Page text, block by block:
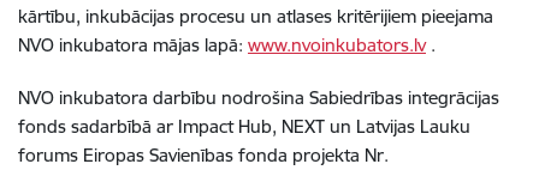
kārtību, inkubācijas procesu un atlases kritērijiem pieejama
NVO inkubatora mājas lapā: www.nvoinkubators.lv.
NVO inkubatora darbību nodrošina Sabiedrības integrācijas
fonds sadarbībā ar Impact Hub, NEXT un Latvijas Lauku
forums Eiropas Savienības fonda projekta Nr.